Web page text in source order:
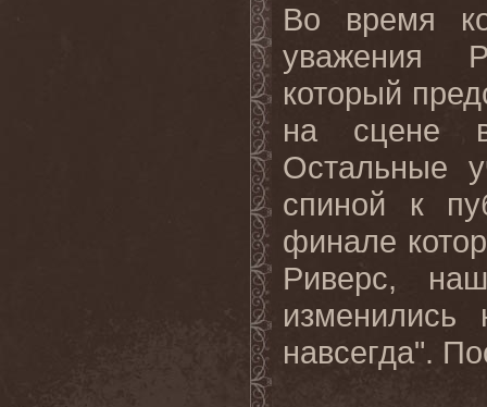
Во время
уважения
который
на сцене
Остальные
спиной к
финале
Риверс,
навсегда".